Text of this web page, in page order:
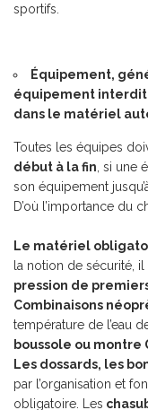
sportifs.
Équipement,
équipement interdit
dans le matériel
Toutes les équipes
début à la fin , si une
son équipement
D’où l’importance du
Le matériel
la notion de sécurité,
pression de
Combinaisons
température de l’eau
boussole ou montre
Les dossards, les
par l’organisation et
obligatoire. Les